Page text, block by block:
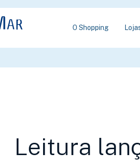
O Shopping
Leitura